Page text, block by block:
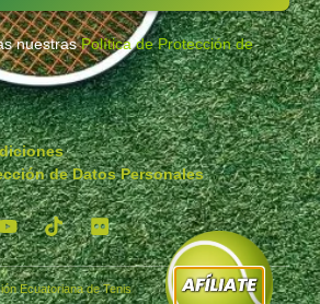
nuestrasPolítica de Protección de
de Datos Personales
Ecuatoriana de Tenis